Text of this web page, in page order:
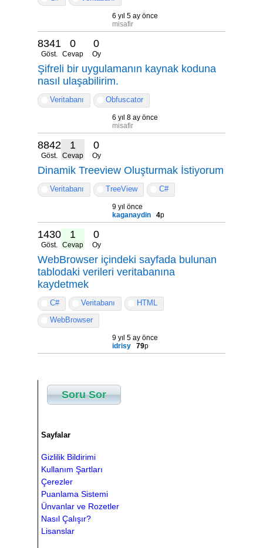
6 yıl 5 ay önce
misafir
8341
Göst.
0
Cevap
0
Oy
Şifreli bir uygulamanın kaynak koduna
nasıl ulaşabilirim.
Veritabanı Obfuscator
6 yıl 8 ay önce
misafir
8842
Göst.
1
Cevap
0
Oy
Dinamik Treeview Oluşturmak İstiyorum
Veritabanı TreeView C#
9 yıl önce
kaganaydin
4p
14305
Göst.
1
Cevap
0
Oy
WebBrowser içindeki sayfada bulunan
tablodaki verileri veritabanına
kaydetmek
C# Veritabanı
HTML
WebBrowser
9 yıl 5 ay önce
idrisy
79p
Soru Sor
Sayfalar
Gizlilik Bildirimi
Kullanım Şartları
Çerezler
Puanlama Sistemi
Ünvanlar ve Rozetler
Nasıl Çalışır?
Lisanslar